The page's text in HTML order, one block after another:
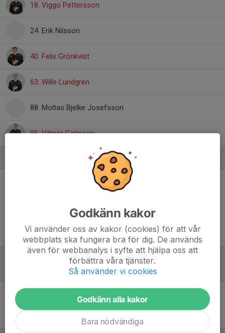
18. Viggo Pettersson
24. Erik Nilsson
40. Felix Grönkvist
63. Wille Lundgren
88. Moltas Bjelke Josefsson
96. Vilmer Carlsson
Materialförvaltare
Elias Cederwall Tränare
Melker GustafssonTränare
Inget referat skrivet
Godkänn kakor
Vi använder oss av kakor (cookies) för att vår
webbplats ska fungera bra för dig. De används
även för webbanalys i syfte att hjälpa oss att
förbättra våra tjänster.
Så använder vi cookies
Godkänn alla kakor
Bara nödvändiga